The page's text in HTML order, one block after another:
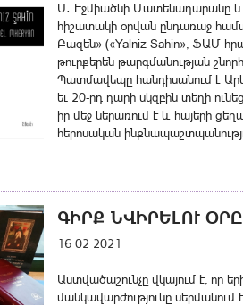
Ս․ Էջմիածնի Մատենադարանը և
հիշատակի օրվան ընդառաջ
Բազեն» («Yalniz Sahin», ՖԱՄ
թուրքերեն թարգմանության
Պատմավեպը հանդիսանում է
եւ 20-րդ դարի սկզբին տեղի
իր մեջ ներառում է և հայերի
հերոսական
ԳԻՐՔ ՆՎԻՐԵԼՈՒ
16 02 2021
Աստվածաշունչը վկայում է, որ
մանկավարժությունը սերմանում